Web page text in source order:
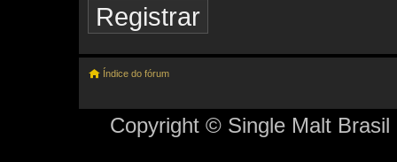
Registrar
Índice do fórum
Copyright © Single Malt